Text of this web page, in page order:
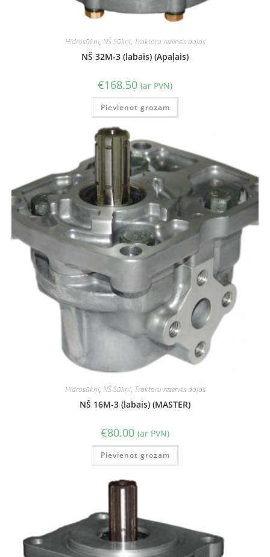
Hidrosūkņi, NŠ Sūkņi, Traktoru rezerves daļas
NŠ 32M-3 (labais) (Apaļais)
€168.50 (ar PVN)
Pievienot grozam
Hidrosūkņi, NŠ Sūkņi, Traktoru rezerves daļas
NŠ 16M-3 (labais) (MASTER)
€80.00 (ar PVN)
Pievienot grozam